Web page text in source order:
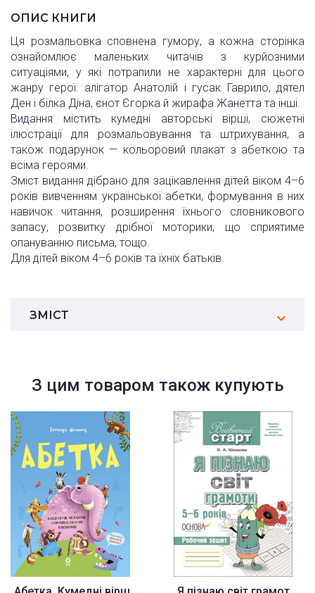
ОПИС КНИГИ
Ця розмальовка сповнена гумору, а кожна сторінка
ознайомлює маленьких читачів з курйозними
ситуаціями, у які потрапили не характерні для цього
жанру герої: алігатор Анатолій і гусак Гаврило, дятел
Ден і білка Діна, єнот Єгорка й жирафа Жанетта та інші.
Видання містить кумедні авторські вірші, сюжетні
ілюстрації для розмальовування та штрихування, а
також подарунок — кольоровий плакат з абеткою та
всіма героями.
Зміст видання дібрано для зацікавлення дітей віком 4–6
років вивченням української абетки, формування в них
навичок читання, розширення їхнього словникового
запасу, розвитку дрібної моторики, що сприятиме
опануванню письма, тощо.
Для дітей віком 4–6 років та їхніх батьків.
ЗМІСТ
З цим товаром також купують